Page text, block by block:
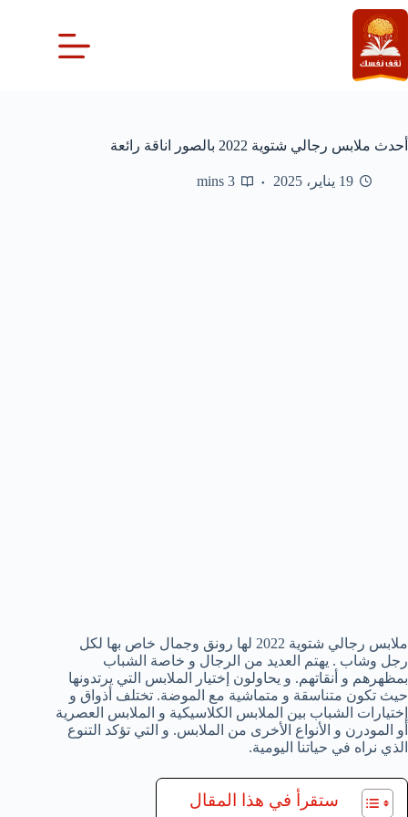
التجاوز
إلى
المحتوى
أحدث ملابس رجالي شتوية 2022 بالصور اناقة رائعة
19 يناير، 2025 3 mins
ملابس رجالي شتوية 2022 لها رونق وجمال خاص بها لكل
رجل وشاب . يهتم العديد من الرجال و خاصة الشباب
بمظهرهم و أنقاتهم. و يحاولون إختيار الملابس التي يرتدونها
حيث تكون متناسقة و متماشية مع الموضة. تختلف أذواق و
إختيارات الشباب بين الملابس الكلاسيكية و الملابس العصرية
أو المودرن و الأنواع الأخرى من الملابس. و التي تؤكد التنوع
الذي نراه في حياتنا اليومية.
ستقرأ في هذا المقال